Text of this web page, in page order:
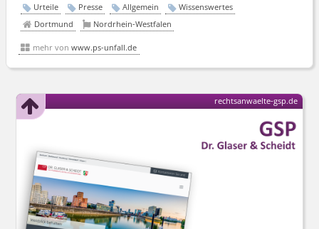
Urteile
Presse Allgemein
Wissenswertes
Dortmund
Nordrhein-Westfalen
mehr vonwww.ps-unfall.de
rechtsanwaelte-gsp.de